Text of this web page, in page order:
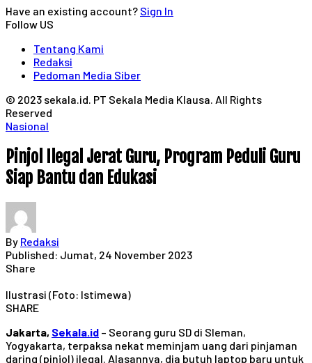
Have an existing account? Sign In
Follow US
Tentang Kami
Redaksi
Pedoman Media Siber
© 2023 sekala.id. PT Sekala Media Klausa. All Rights
Reserved
Nasional
Pinjol Ilegal Jerat Guru, Program Peduli Guru
Siap Bantu dan Edukasi
By Redaksi
Published: Jumat, 24 November 2023
Share
Ilustrasi (Foto: Istimewa)
SHARE
Jakarta, Sekala.id – Seorang guru SD di Sleman,
Yogyakarta, terpaksa nekat meminjam uang dari pinjaman
daring (pinjol) ilegal. Alasannya, dia butuh laptop baru untuk